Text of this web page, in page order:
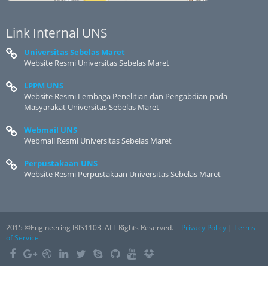
Link Internal UNS
Universitas Sebelas Maret
Website Resmi Universitas Sebelas Maret
LPPM UNS
Website Resmi Lembaga Penelitian dan Pengabdian pada
Masyarakat Universitas Sebelas Maret
Webmail UNS
Webmail Resmi Universitas Sebelas Maret
Perpustakaan UNS
Website Resmi Perpustakaan Universitas Sebelas Maret
2015 ©Engineering IRIS1103. ALL Rights Reserved. Privacy Policy | Terms
of Service